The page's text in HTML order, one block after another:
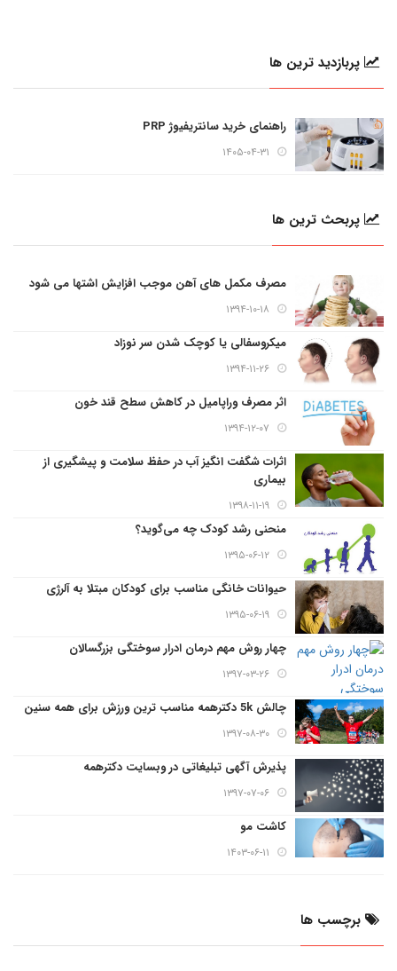
پربازدید ترین ها
راهنمای خرید سانتریفیوژ PRP
۱۴۰۵-۰۴-۳۱
پربحث ترین ها
مصرف مکمل های آهن موجب افزایش اشتها می شود
۱۳۹۴-۱۰-۱۸
میکروسفالی یا کوچک شدن سر نوزاد
۱۳۹۴-۱۱-۲۶
اثر مصرف وراپامیل در کاهش سطح قند خون
۱۳۹۴-۱۲-۰۷
اثرات شگفت انگیز آب در حفظ سلامت و پیشگیری از
بیماری
۱۳۹۸-۱۱-۱۹
منحنی رشد کودک چه می‌گوید؟
۱۳۹۵-۰۶-۱۲
حیوانات خانگی مناسب برای کودکان مبتلا به آلرژی
۱۳۹۵-۰۶-۱۹
چهار روش مهم درمان ادرار سوختگی بزرگسالان
۱۳۹۷-۰۳-۲۶
چالش 5k دکترهمه مناسب ترین ورزش برای همه سنین
۱۳۹۷-۰۸-۳۰
پذیرش آگهی تبلیغاتی در وبسایت دکترهمه
۱۳۹۷-۰۷-۰۶
کاشت مو
۱۴۰۳-۰۶-۱۱
برچسب ها